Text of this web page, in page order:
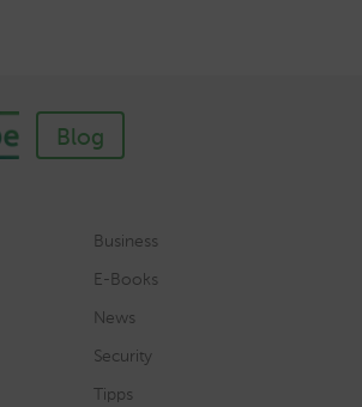
Blog
Business
E-Books
News
Security
Tipps